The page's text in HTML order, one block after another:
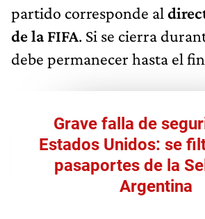
partido corresponde al
de la FIFA. Si se cierra
debe permanecer hasta el
Grave falla de
Estados Unidos: se
pasaportes de la
Argentina